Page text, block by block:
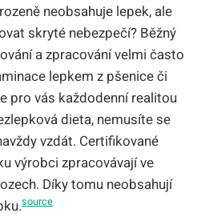
neobsahuje lepek, ale
skryté nebezpečí? Běžný
a zpracování velmi často
lepkem z pšenice či
pro vás každodenní realitou
dieta, nemusíte se
vzdát. Certifikované
výrobci zpracovávají ve
Díky tomu neobsahují
source